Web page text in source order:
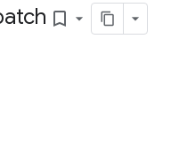
bookmark_border